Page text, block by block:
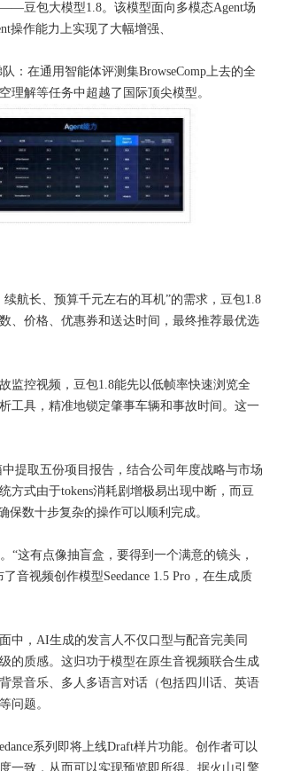
豆包大模型1.8。该模型面向多模态Agent场
操作能力上实现了大幅增强、
：在通用智能体评测集BrowseComp上去的全
理解等任务中超越了国际顶尖模型。
航长、预算千元左右的耳机”的需求，豆包1.8
、价格、优惠券和送达时间，最终推荐最优选
监控视频，豆包1.8能先以低帧率快速浏览全
工具，精准地锁定肇事车辆和事故时间。这一
提取五份项目报告，结合公司年度战略与市场
方式由于tokens消耗剧增极易出现中断，而豆
保数十步复杂的操作可以顺利完成。
“这有点像抽盲盒，要得到一个满意的镜头，
音视频创作模型Seedance 1.5 Pro，在生成质
中，AI生成的发言人不仅口型与配音完美同
的质感。这归功于模型在原生音视频联合生成
景音乐、多人多语言对话（包括四川话、英语
问题。
系列即将上线Draft样片功能。创作者可以
一致，从而可以实现预览即所得。据火山引擎